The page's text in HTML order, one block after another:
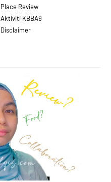
Place Review
Aktiviti KBBA9
Disclaimer